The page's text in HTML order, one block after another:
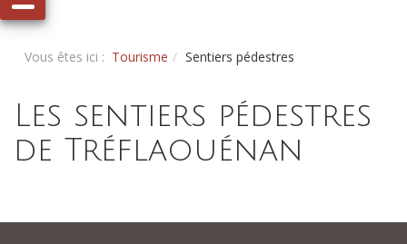
Vous êtes ici : Tourisme Sentiers pédestres
Les sentiers pédestres
de Tréflaouénan